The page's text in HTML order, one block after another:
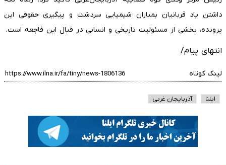
داشتن یاد قربانیان بمباران شیمیایی سردشت و پیگیری حقوقی این
پرونده، بخشی از مسئولیت تاریخی و انسانی در قبال این فاجعه است.
انتهای پیام/
لینک کوتاه
ایلنا آذربایجان غربی